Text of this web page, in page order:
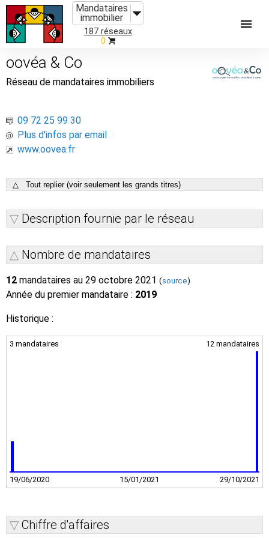
Mandataires
immobilier
187 réseaux
0
oovéa & Co
Réseau de mandataires immobiliers
09 72 25 99 30
Plus d'infos par email
www.oovea.fr
△ Tout replier (voir seulement les grands titres)
Description fournie par le réseau
Nombre de mandataires
12 mandataires au 29 octobre 2021 (source)
Année du premier mandataire : 2019
Historique :
3 mandataires 12 mandataires
19/06/2020 15/01/2021 29/10/2021
Chiffre d'affaires